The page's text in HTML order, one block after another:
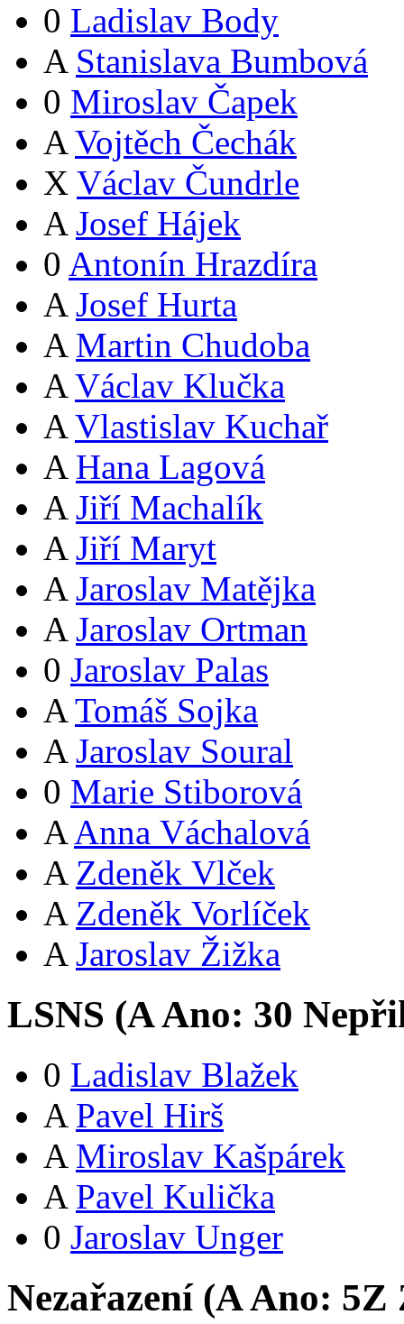
0 Ladislav Body
A Stanislava Bumbová
0 Miroslav Čapek
A Vojtěch Čechák
X Václav Čundrle
A Josef Hájek
0 Antonín Hrazdíra
A Josef Hurta
A Martin Chudoba
A Václav Klučka
A Vlastislav Kuchař
A Hana Lagová
A Jiří Machalík
A Jiří Maryt
A Jaroslav Matějka
A Jaroslav Ortman
0 Jaroslav Palas
A Tomáš Sojka
A Jaroslav Soural
0 Marie Stiborová
A Anna Váchalová
A Zdeněk Vlček
A Zdeněk Vorlíček
A Jaroslav Žižka
LSNS (AAno: 30
0 Ladislav Blažek
A Pavel Hirš
A Miroslav Kašpárek
A Pavel Kulička
0 Jaroslav Unger
Nezařazení (AAno: 5Z